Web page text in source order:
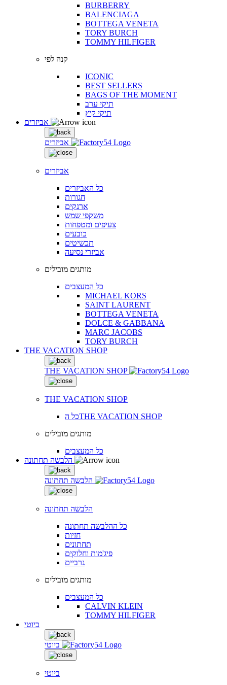
BURBERRY
BALENCIAGA
BOTTEGA VENETA
TORY BURCH
TOMMY HILFIGER
קנה לפי
ICONIC
BEST SELLERS
BAGS OF THE MOMENT
תיקי ערב
תיקי קיץ
אביזרים
אביזרים
כל האביזרים
חגורות
ארנקים
משקפי שמש
צעיפים ומטפחות
כובעים
תכשיטים
אביזרי נסיעה
מותגים מובילים
כל המעצבים
MICHAEL KORS
SAINT LAURENT
BOTTEGA VENETA
DOLCE & GABBANA
MARC JACOBS
TORY BURCH
THE VACATION SHOP
THE VACATION SHOP
THE VACATION SHOP
כל הTHE VACATION SHOP
מותגים מובילים
כל המעצבים
הלבשה תחתונה
הלבשה תחתונה
כל ההלבשה תחתונה
חזיות
תחתונים
פיג'מות וחלוקים
גרביים
מותגים מובילים
כל המעצבים
CALVIN KLEIN
TOMMY HILFIGER
ביוטי
ביוטי
ביוטי